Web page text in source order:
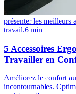
présenter les meilleurs
travail.6 min
5 Accessoires
Travailler en
Améliorez le confort
incontournables.